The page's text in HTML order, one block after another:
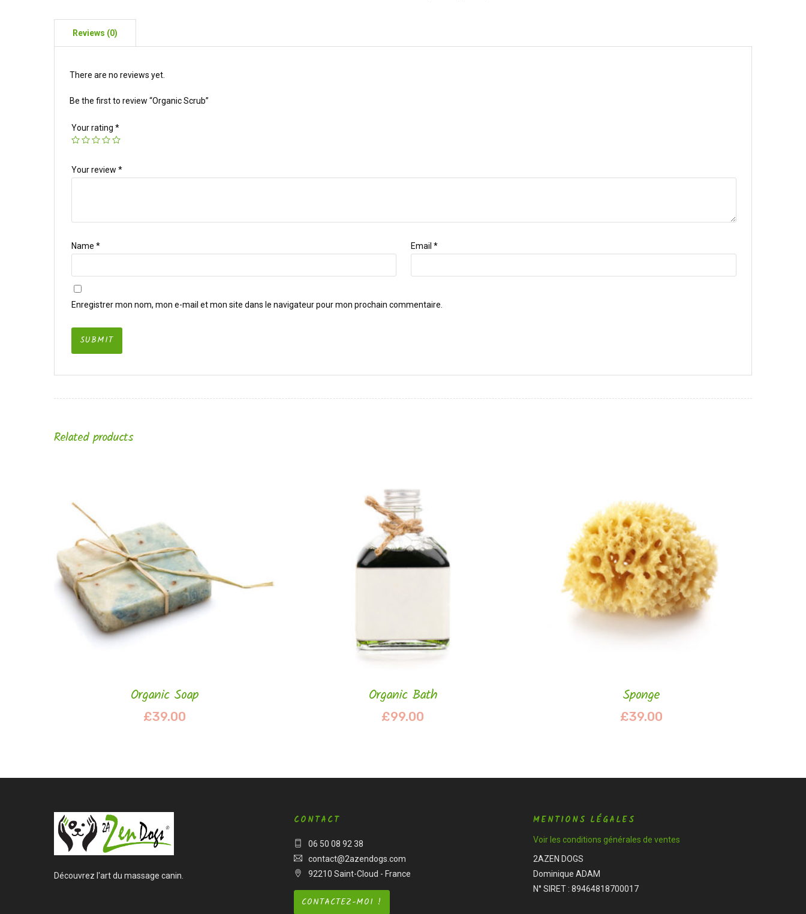
There are no reviews yet.
Be the first to review “Organic Scrub”
Your rating *
Your review *
Name * Email*
Enregistrer mon nom, mon e-mail et mon site dans le navigateur pour mon prochain commentaire.
Related products
Organic Soap
£39.00
Organic Bath
£99.00
Sponge
£39.00
Découvrez l'art du massage canin.
CONTACT
06 50 08 92 38
contact@2azendogs.com
92210 Saint-Cloud - France
CONTACTEZ-MOI !
MENTIONS LÉGALES
Voir les conditions générales de ventes
2AZEN DOGS
Dominique ADAM
N° SIRET : 89464818700017